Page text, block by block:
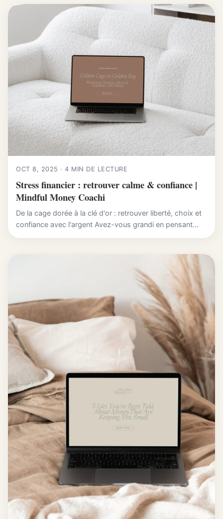
OCT 8, 2025 · 4 MIN DE LECTURE
Stress financier : retrouver calme & confiance |
Mindful Money Coachi
De la cage dorée à la clé d'or : retrouver liberté, choix et
confiance avec l'argent Avez-vous grandi en pensant...